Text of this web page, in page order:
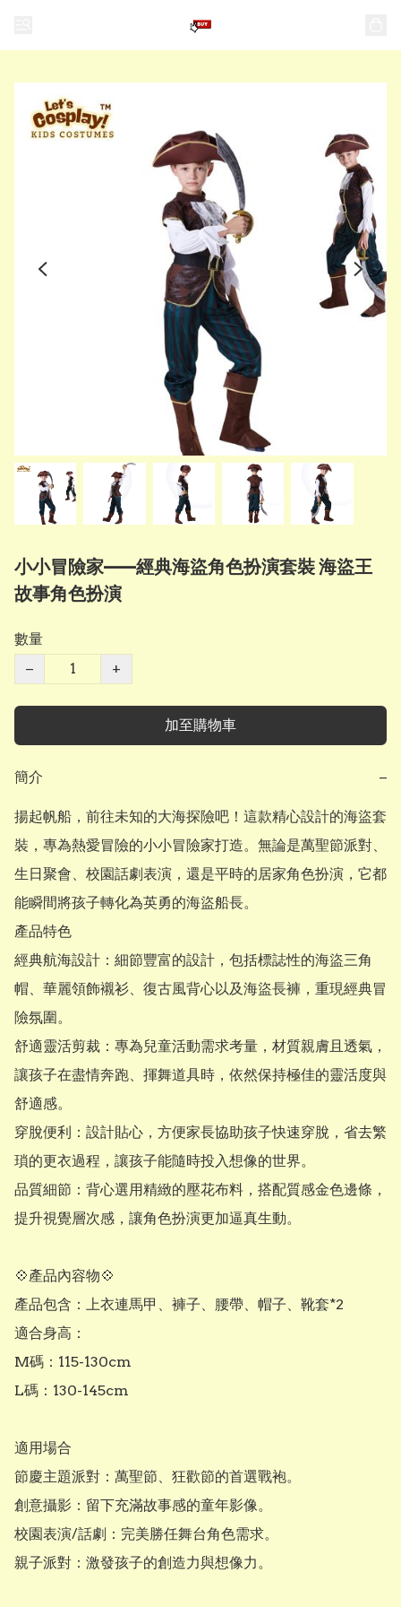
小小冒險家——經典海盜角色扮演套裝 海盜王
故事角色扮演
數量
−
+
加至購物車
簡介 −
揚起帆船，前往未知的大海探險吧！這款精心設計的海盜套
裝，專為熱愛冒險的小小冒險家打造。無論是萬聖節派對、
生日聚會、校園話劇表演，還是平時的居家角色扮演，它都
能瞬間將孩子轉化為英勇的海盜船長。
​產品特色
​經典航海設計：細節豐富的設計，包括標誌性的海盜三角
帽、華麗領飾襯衫、復古風背心以及海盜長褲，重現經典冒
險氛圍。
​舒適靈活剪裁：專為兒童活動需求考量，材質親膚且透氣，
讓孩子在盡情奔跑、揮舞道具時，依然保持極佳的靈活度與
舒適感。
​穿脫便利：設計貼心，方便家長協助孩子快速穿脫，省去繁
瑣的更衣過程，讓孩子能隨時投入想像的世界。
​品質細節：背心選用精緻的壓花布料，搭配質感金色邊條，
提升視覺層次感，讓角色扮演更加逼真生動。
💠​產品內容物💠
​產品包含：上衣連馬甲、褲子、腰帶、帽子、靴套*2
​適合身高：
​M碼：115-130cm
​L碼：130-145cm
​適用場合
​節慶主題派對：萬聖節、狂歡節的首選戰袍。
​創意攝影：留下充滿故事感的童年影像。
​校園表演/話劇：完美勝任舞台角色需求。
​親子派對：激發孩子的創造力與想像力。